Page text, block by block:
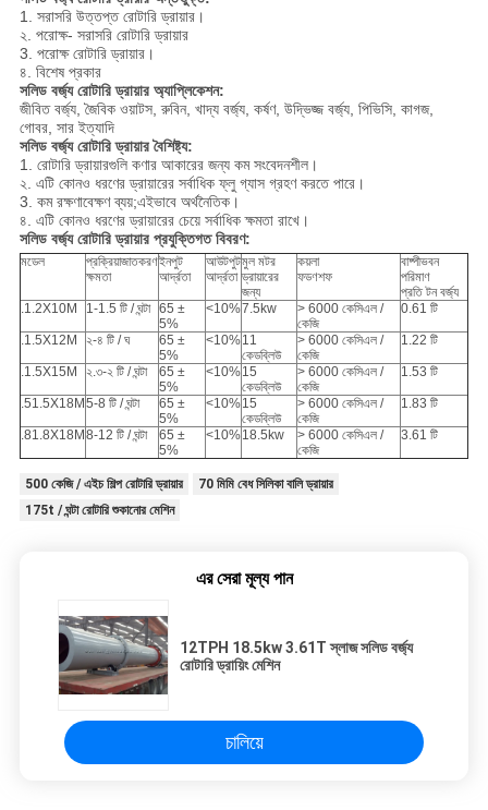
1. সরাসরি উত্তপ্ত রোটারি ড্রায়ার।
২. পরোক্ষ- সরাসরি রোটারি ড্রায়ার
3. পরোক্ষ রোটারি ড্রায়ার।
৪. বিশেষ প্রকার
সলিড বর্জ্য রোটারি ড্রায়ার অ্যাপ্লিকেশন:
জীবিত বর্জ্য, জৈবিক ওয়াটস, রুবিন, খাদ্য বর্জ্য, কর্ষণ, উদ্ভিজ্জ বর্জ্য, পিভিসি, কাগজ,
গোবর, সার ইত্যাদি
সলিড বর্জ্য রোটারি ড্রায়ার বৈশিষ্ট্য:
1. রোটারি ড্রায়ারগুলি কণার আকারের জন্য কম সংবেদনশীল।
২. এটি কোনও ধরণের ড্রায়ারের সর্বাধিক ফ্লু গ্যাস গ্রহণ করতে পারে।
3. কম রক্ষণাবেক্ষণ ব্যয়;এইভাবে অর্থনৈতিক।
৪. এটি কোনও ধরণের ড্রায়ারের চেয়ে সর্বাধিক ক্ষমতা রাখে।
সলিড বর্জ্য রোটারি ড্রায়ার প্রযুক্তিগত বিবরণ:
মডেল
প্রক্রিয়াজাতকরণ
ক্ষমতা
ইনপুট
আর্দ্রতা
আউটপুট
আর্দ্রতা
মুল মটর
ড্রায়ারের
জন্য
কয়লা
ফডণশফ
বাষ্পীভবন
পরিমাণ
প্রতি টন বর্জ্য
.1.2X10M
1-1.5 টি / ঘন্টা 65 ±
5%
<10%7.5kw
> 6000 কেসিএল /
কেজি
0.61 টি
.1.5X12M ২-৪ টি / ঘ
65 ±
5%
<10%11
কেডব্লিউ
> 6000 কেসিএল /
কেজি
1.22 টি
.1.5X15M ২.৩-২ টি / ঘন্টা
65 ±
5%
<10%15
কেডব্লিউ
> 6000 কেসিএল /
কেজি
1.53 টি
.51.5X18M 5-8 টি / ঘন্টা
65 ±
5%
<10%15
কেডব্লিউ
> 6000 কেসিএল /
কেজি
1.83 টি
.81.8X18M 8-12 টি / ঘন্টা
65 ±
5%
<10%18.5kw
> 6000 কেসিএল /
কেজি
3.61 টি
500 কেজি / এইচ শিল্প রোটারি ড্রায়ার
70 মিমি বেধ সিলিকা বালি ড্রায়ার
175t / ঘন্টা রোটারি শুকানোর মেশিন
এর সেরা মূল্য পান
12TPH 18.5kw 3.61T স্লাজ সলিড বর্জ্য
রোটারি ড্রায়িং মেশিন
চালিয়ে